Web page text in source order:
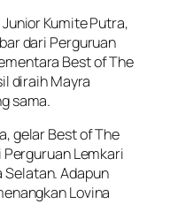
Kumite Putra,
dari Perguruan
Best of The
diraih Mayra
sama.
gelar Best of The
Perguruan Lemkari
Selatan. Adapun
Lovina